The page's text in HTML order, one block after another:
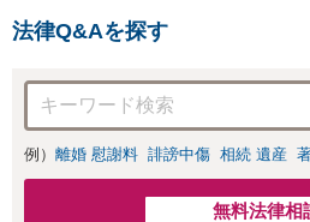
法律Q&Aを探す
例） 離婚 慰謝料 誹謗中傷 相続 遺産
無料法律相